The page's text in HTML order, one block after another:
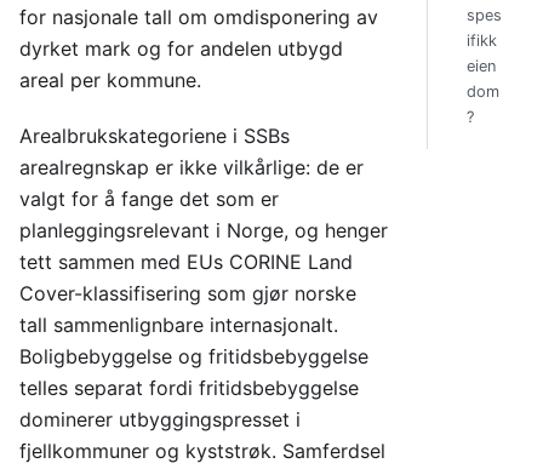
for nasjonale tall om omdisponering av
dyrket mark og for andelen utbygd
areal per kommune.
Arealbrukskategoriene i SSBs
arealregnskap er ikke vilkårlige: de er
valgt for å fange det som er
planleggingsrelevant i Norge, og henger
tett sammen med EUs CORINE Land
Cover-klassifisering som gjør norske
tall sammenlignbare internasjonalt.
Boligbebyggelse og fritidsbebyggelse
telles separat fordi fritidsbebyggelse
dominerer utbyggingspresset i
fjellkommuner og kyststrøk. Samferdsel
spes
ifikk
eien
dom
?